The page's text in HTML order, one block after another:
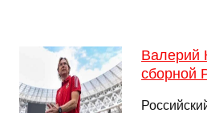
Валерий
сборной